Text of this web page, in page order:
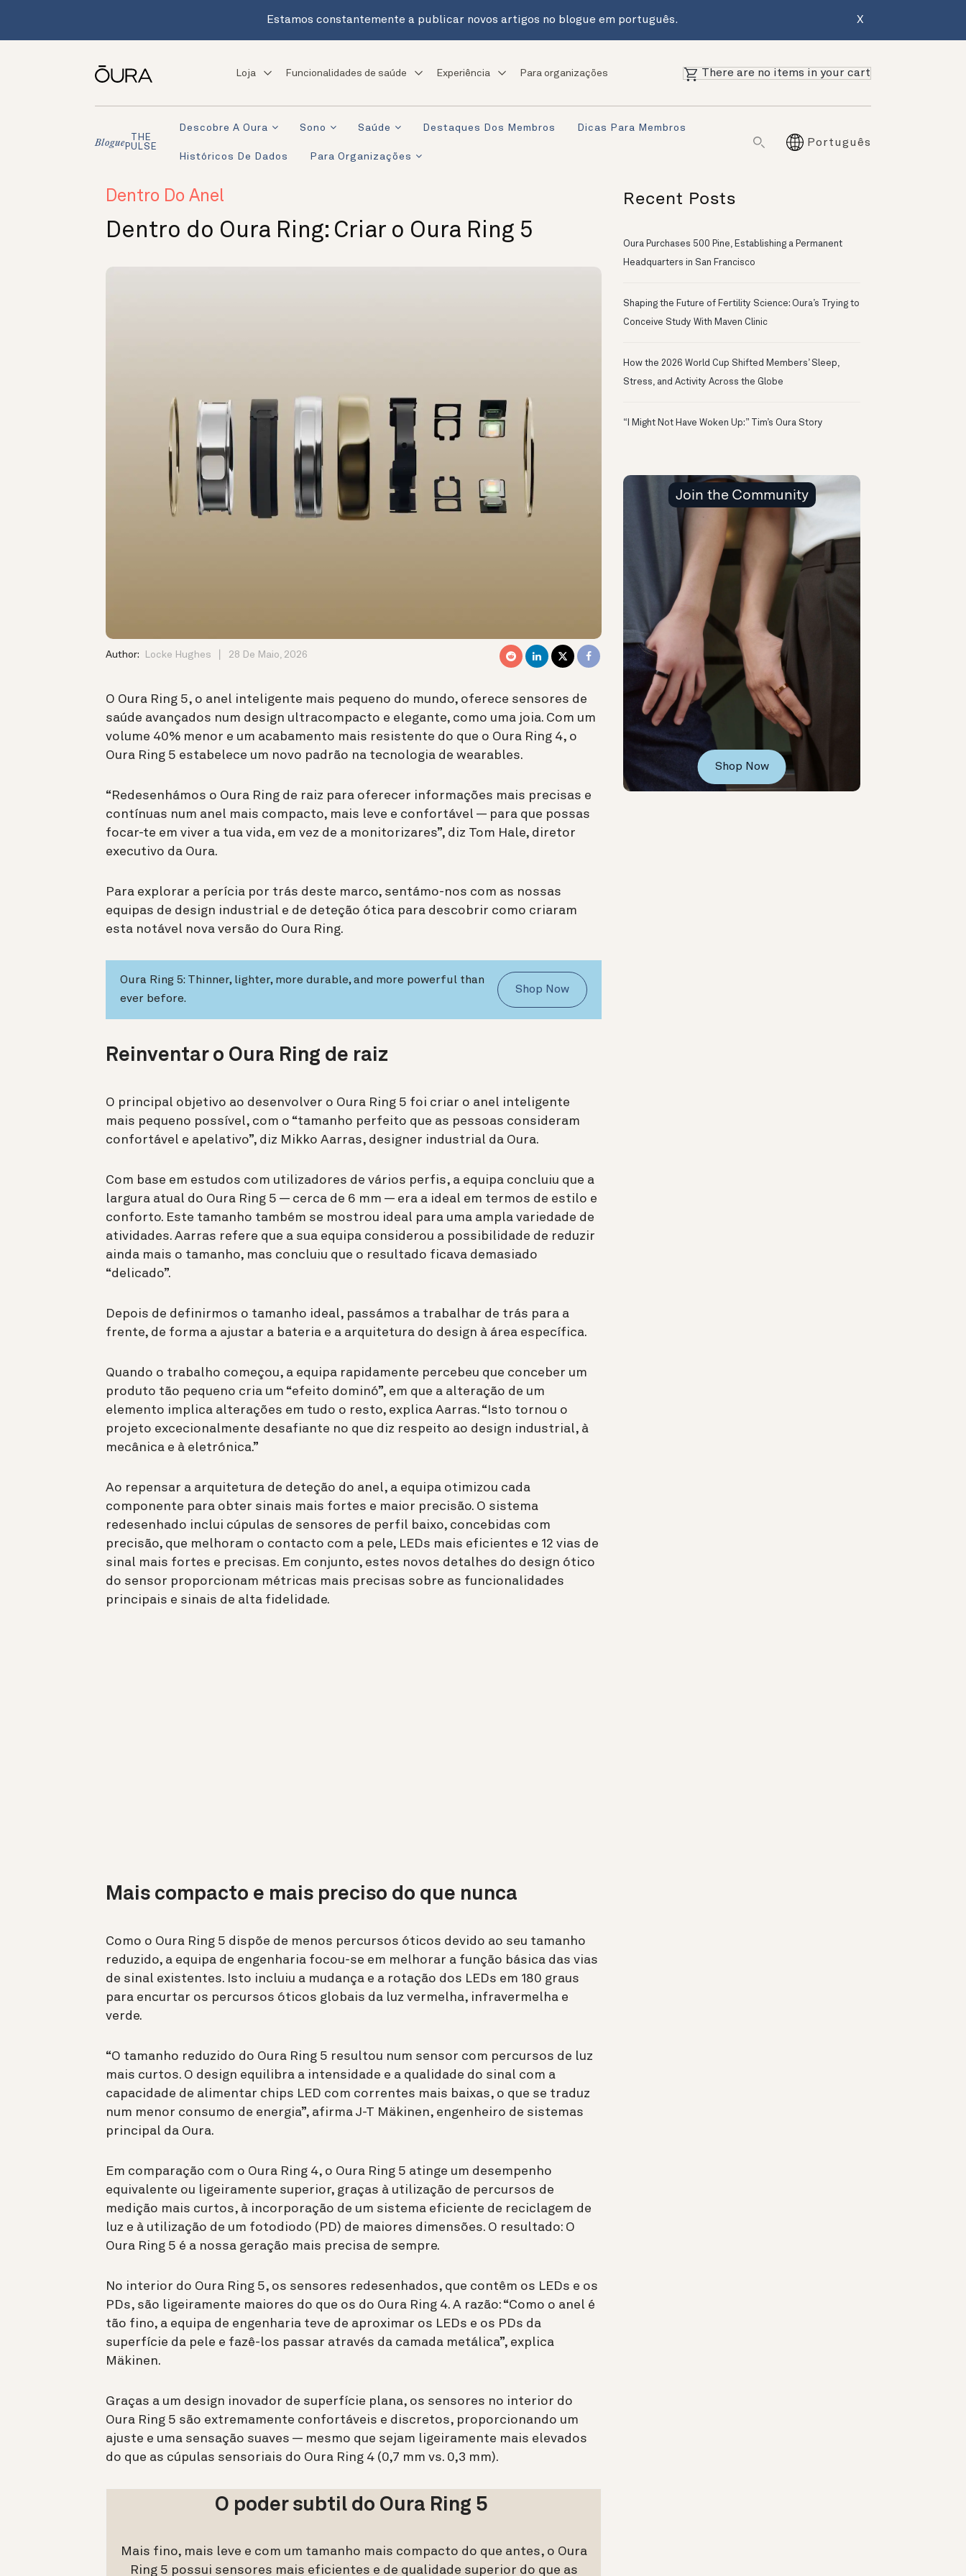
Estamos constantemente a publicar novos artigos no blogue em português. X
Loja Funcionalidades de saúde Experiência Para organizações There are no items in your cart
Blogue
THE
PULSE
Descobre A Oura Sono Saúde Destaques Dos Membros Dicas Para Membros
Históricos De Dados Para Organizações
Português
Dentro Do Anel
Dentro do Oura Ring: Criar o Oura Ring 5
Author: Locke Hughes 28 De Maio, 2026
O Oura Ring 5, o anel inteligente mais pequeno do mundo, oferece sensores de
saúde avançados num design ultracompacto e elegante, como uma joia. Com um
volume 40% menor e um acabamento mais resistente do que o Oura Ring 4, o
Oura Ring 5 estabelece um novo padrão na tecnologia de wearables.
“Redesenhámos o Oura Ring de raiz para oferecer informações mais precisas e
contínuas num anel mais compacto, mais leve e confortável — para que possas
focar-te em viver a tua vida, em vez de a monitorizares”, diz Tom Hale, diretor
executivo da Oura.
Para explorar a perícia por trás deste marco, sentámo-nos com as nossas
equipas de design industrial e de deteção ótica para descobrir como criaram
esta notável nova versão do Oura Ring.
Oura Ring 5: Thinner, lighter, more durable, and more powerful than
ever before.
Shop Now
Reinventar o Oura Ring de raiz
O principal objetivo ao desenvolver o Oura Ring 5 foi criar o anel inteligente
mais pequeno possível, com o “tamanho perfeito que as pessoas consideram
confortável e apelativo”, diz Mikko Aarras, designer industrial da Oura.
Com base em estudos com utilizadores de vários perfis, a equipa concluiu que a
largura atual do Oura Ring 5 — cerca de 6 mm — era a ideal em termos de estilo e
conforto. Este tamanho também se mostrou ideal para uma ampla variedade de
atividades. Aarras refere que a sua equipa considerou a possibilidade de reduzir
ainda mais o tamanho, mas concluiu que o resultado ficava demasiado
“delicado”.
Depois de definirmos o tamanho ideal, passámos a trabalhar de trás para a
frente, de forma a ajustar a bateria e a arquitetura do design à área específica.
Quando o trabalho começou, a equipa rapidamente percebeu que conceber um
produto tão pequeno cria um “efeito dominó”, em que a alteração de um
elemento implica alterações em tudo o resto, explica Aarras. “Isto tornou o
projeto excecionalmente desafiante no que diz respeito ao design industrial, à
mecânica e à eletrónica.”
Ao repensar a arquitetura de deteção do anel, a equipa otimizou cada
componente para obter sinais mais fortes e maior precisão. O sistema
redesenhado inclui cúpulas de sensores de perfil baixo, concebidas com
precisão, que melhoram o contacto com a pele, LEDs mais eficientes e 12 vias de
sinal mais fortes e precisas. Em conjunto, estes novos detalhes do design ótico
do sensor proporcionam métricas mais precisas sobre as funcionalidades
principais e sinais de alta fidelidade.
Mais compacto e mais preciso do que nunca
Como o Oura Ring 5 dispõe de menos percursos óticos devido ao seu tamanho
reduzido, a equipa de engenharia focou-se em melhorar a função básica das vias
de sinal existentes. Isto incluiu a mudança e a rotação dos LEDs em 180 graus
para encurtar os percursos óticos globais da luz vermelha, infravermelha e
verde.
“O tamanho reduzido do Oura Ring 5 resultou num sensor com percursos de luz
mais curtos. O design equilibra a intensidade e a qualidade do sinal com a
capacidade de alimentar chips LED com correntes mais baixas, o que se traduz
num menor consumo de energia”, afirma J-T Mäkinen, engenheiro de sistemas
principal da Oura.
Em comparação com o Oura Ring 4, o Oura Ring 5 atinge um desempenho
equivalente ou ligeiramente superior, graças à utilização de percursos de
medição mais curtos, à incorporação de um sistema eficiente de reciclagem de
luz e à utilização de um fotodiodo (PD) de maiores dimensões. O resultado: O
Oura Ring 5 é a nossa geração mais precisa de sempre.
No interior do Oura Ring 5, os sensores redesenhados, que contêm os LEDs e os
PDs, são ligeiramente maiores do que os do Oura Ring 4. A razão: “Como o anel é
tão fino, a equipa de engenharia teve de aproximar os LEDs e os PDs da
superfície da pele e fazê-los passar através da camada metálica”, explica
Mäkinen.
Graças a um design inovador de superfície plana, os sensores no interior do
Oura Ring 5 são extremamente confortáveis e discretos, proporcionando um
ajuste e uma sensação suaves — mesmo que sejam ligeiramente mais elevados
do que as cúpulas sensoriais do Oura Ring 4 (0,7 mm vs. 0,3 mm).
O poder subtil do Oura Ring 5
Mais fino, mais leve e com um tamanho mais compacto do que antes, o Oura
Ring 5 possui sensores mais eficientes e de qualidade superior do que as
Recent Posts
Oura Purchases 500 Pine, Establishing a Permanent
Headquarters in San Francisco
Shaping the Future of Fertility Science: Oura’s Trying to
Conceive Study With Maven Clinic
How the 2026 World Cup Shifted Members’ Sleep,
Stress, and Activity Across the Globe
“I Might Not Have Woken Up:” Tim’s Oura Story
Join the Community
Shop Now